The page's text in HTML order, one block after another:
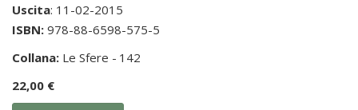
Uscita: 11-02-2015
ISBN: 978-88-6598-575-5
Collana: Le Sfere - 142
22,00 €